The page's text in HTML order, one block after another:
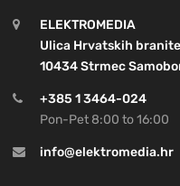
ELEKTROMEDIA
Ulica Hrvatskih
10434 Strmec
+385 1 3464-024
Pon-Pet 8:00 to 16:00
info@elektromedia.hr